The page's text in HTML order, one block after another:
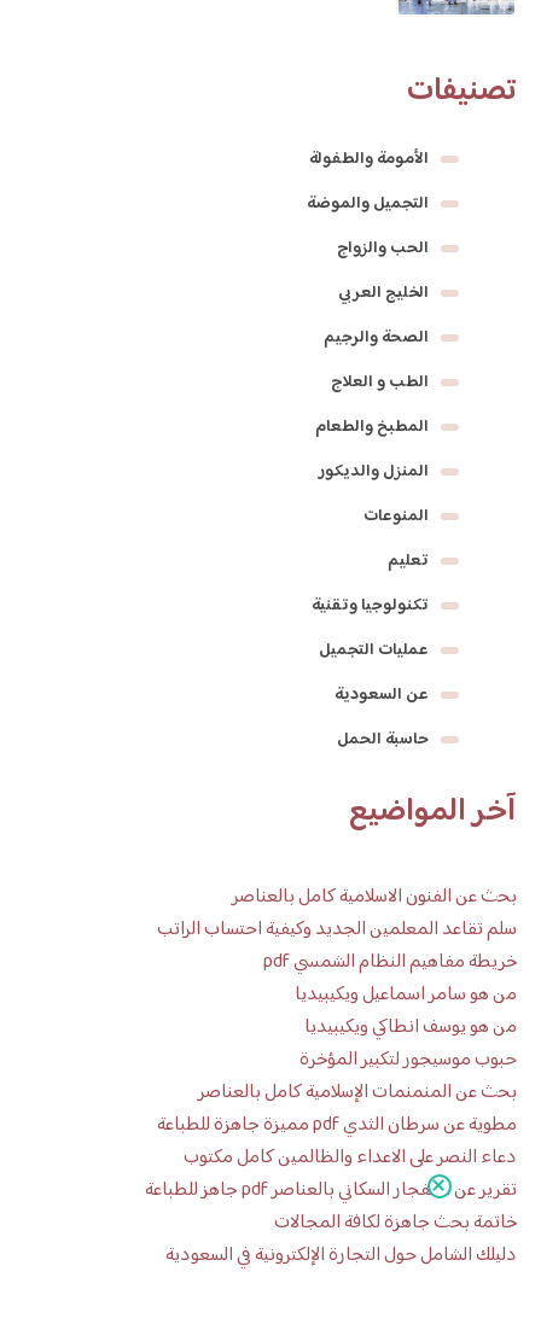
تصنيفات
الأمومة والطفولة
التجميل والموضة
الحب والزواج
الخليج العربي
الصحة والرجيم
الطب و العلاج
المطبخ والطعام
المنزل والديكور
المنوعات
تعليم
تكنولوجيا وتقنية
عمليات التجميل
عن السعودية
حاسبة الحمل
آخر المواضيع
بحث عن الفنون الاسلامية كامل بالعناصر
سلم تقاعد المعلمين الجديد وكيفية احتساب الراتب
خريطة مفاهيم النظام الشمسي pdf
من هو سامر اسماعيل ويكيبيديا
من هو يوسف انطاكي ويكيبيديا
حبوب موسيجور لتكبير المؤخرة
بحث عن المنمنمات الإسلامية كامل بالعناصر
مطوية عن سرطان الثدي pdf مميزة جاهزة للطباعة
دعاء النصر على الاعداء والظالمين كامل مكتوب
تقرير عن الانفجار السكاني بالعناصر pdf جاهز للطباعة
خاتمة بحث جاهزة لكافة المجالات
دليلك الشامل حول التجارة الإلكترونية في السعودية